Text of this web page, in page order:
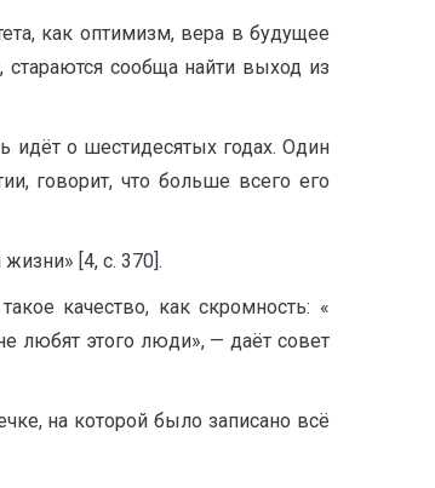
как оптимизм, вера в будущее
сообща найти выход из
идёт о шестидесятых годах. Один
говорит, что больше всего его
[4, с. 370].
качество, как скромность: «
любят этого люди», — даёт совет
на которой было записано всё